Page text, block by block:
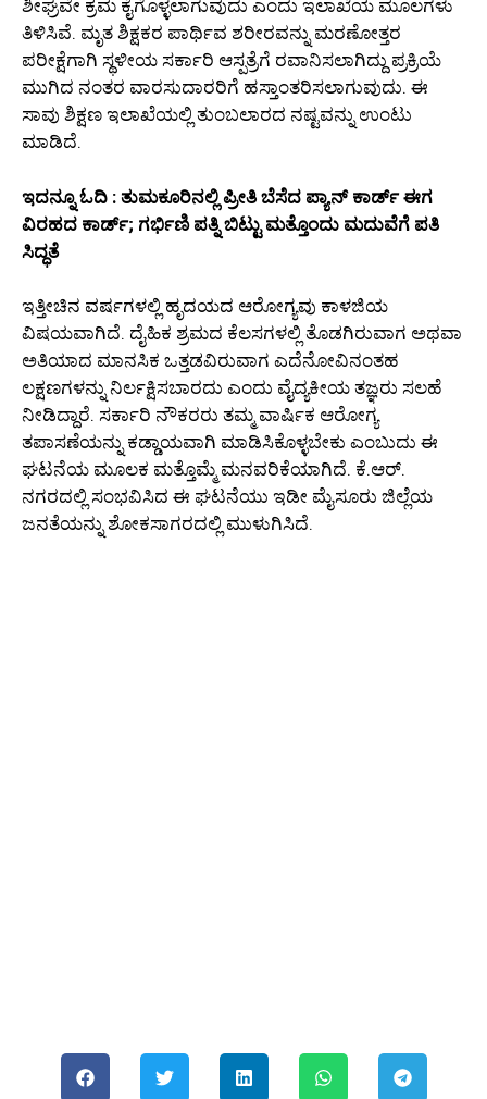
ಶೀಘ್ರವೇ ಕ್ರಮ ಕೈಗೊಳ್ಳಲಾಗುವುದು ಎಂದು ಇಲಾಖೆಯ ಮೂಲಗಳು
ತಿಳಿಸಿವೆ. ಮೃತ ಶಿಕ್ಷಕರ ಪಾರ್ಥಿವ ಶರೀರವನ್ನು ಮರಣೋತ್ತರ
ಪರೀಕ್ಷೆಗಾಗಿ ಸ್ಥಳೀಯ ಸರ್ಕಾರಿ ಆಸ್ಪತ್ರೆಗೆ ರವಾನಿಸಲಾಗಿದ್ದು ಪ್ರಕ್ರಿಯೆ
ಮುಗಿದ ನಂತರ ವಾರಸುದಾರರಿಗೆ ಹಸ್ತಾಂತರಿಸಲಾಗುವುದು. ಈ
ಸಾವು ಶಿಕ್ಷಣ ಇಲಾಖೆಯಲ್ಲಿ ತುಂಬಲಾರದ ನಷ್ಟವನ್ನು ಉಂಟು
ಮಾಡಿದೆ.
ಇದನ್ನೂ ಓದಿ : ತುಮಕೂರಿನಲ್ಲಿ ಪ್ರೀತಿ ಬೆಸೆದ ಪ್ಯಾನ್ ಕಾರ್ಡ್ ಈಗ
ವಿರಹದ ಕಾರ್ಡ್; ಗರ್ಭಿಣಿ ಪತ್ನಿ ಬಿಟ್ಟು ಮತ್ತೊಂದು ಮದುವೆಗೆ ಪತಿ
ಸಿದ್ಧತೆ
ಇತ್ತೀಚಿನ ವರ್ಷಗಳಲ್ಲಿ ಹೃದಯದ ಆರೋಗ್ಯವು ಕಾಳಜಿಯ
ವಿಷಯವಾಗಿದೆ. ದೈಹಿಕ ಶ್ರಮದ ಕೆಲಸಗಳಲ್ಲಿ ತೊಡಗಿರುವಾಗ ಅಥವಾ
ಅತಿಯಾದ ಮಾನಸಿಕ ಒತ್ತಡವಿರುವಾಗ ಎದೆನೋವಿನಂತಹ
ಲಕ್ಷಣಗಳನ್ನು ನಿರ್ಲಕ್ಷಿಸಬಾರದು ಎಂದು ವೈದ್ಯಕೀಯ ತಜ್ಞರು ಸಲಹೆ
ನೀಡಿದ್ದಾರೆ. ಸರ್ಕಾರಿ ನೌಕರರು ತಮ್ಮ ವಾರ್ಷಿಕ ಆರೋಗ್ಯ
ತಪಾಸಣೆಯನ್ನು ಕಡ್ಡಾಯವಾಗಿ ಮಾಡಿಸಿಕೊಳ್ಳಬೇಕು ಎಂಬುದು ಈ
ಘಟನೆಯ ಮೂಲಕ ಮತ್ತೊಮ್ಮೆ ಮನವರಿಕೆಯಾಗಿದೆ. ಕೆ.ಆರ್.
ನಗರದಲ್ಲಿ ಸಂಭವಿಸಿದ ಈ ಘಟನೆಯು ಇಡೀ ಮೈಸೂರು ಜಿಲ್ಲೆಯ
ಜನತೆಯನ್ನು ಶೋಕಸಾಗರದಲ್ಲಿ ಮುಳುಗಿಸಿದೆ.